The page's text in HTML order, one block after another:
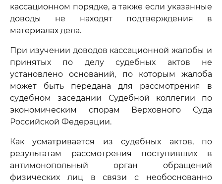
кассационном порядке, а также если указанные
доводы не находят подтверждения в
материалах дела.
При изучении доводов кассационной жалобы и
принятых по делу судебных актов не
установлено оснований, по которым жалоба
может быть передана для рассмотрения в
судебном заседании Судебной коллегии по
экономическим спорам Верховного Суда
Российской Федерации.
Как усматривается из судебных актов, по
результатам рассмотрения поступивших в
антимонопольный орган обращений
физических лиц в связи с необоснованно